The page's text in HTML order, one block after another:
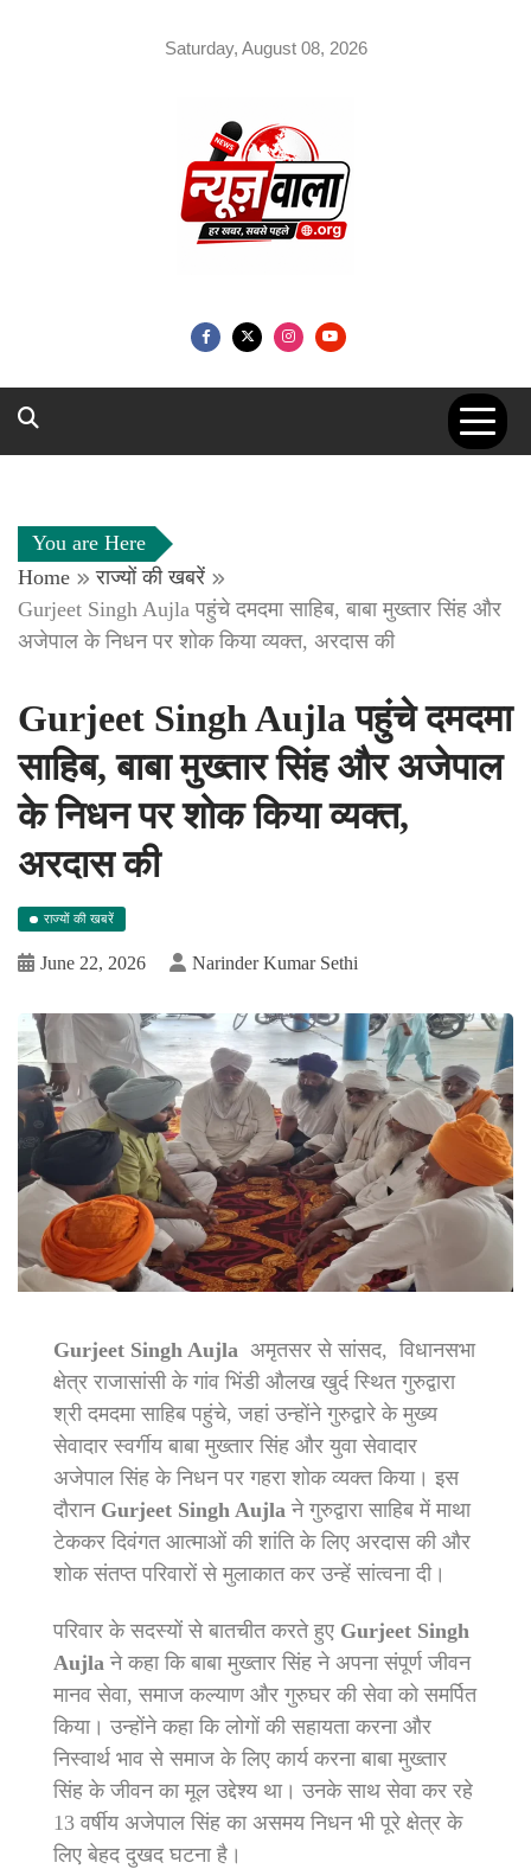
Saturday, August 08, 2026
You are Here
Home
राज्यों की खबरें
Gurjeet Singh Aujla पहुंचे दमदमा साहिब, बाबा मुख्तार सिंह और
अजेपाल के निधन पर शोक किया व्यक्त, अरदास की
Gurjeet Singh Aujla पहुंचे दमदमा
साहिब, बाबा मुख्तार सिंह और अजेपाल
के निधन पर शोक किया व्यक्त,
अरदास की
राज्यों की खबरें
June 22, 2026 Narinder Kumar Sethi
Gurjeet Singh Aujla अमृतसर से सांसद, विधानसभा
क्षेत्र राजासांसी के गांव भिंडी औलख खुर्द स्थित गुरुद्वारा
श्री दमदमा साहिब पहुंचे, जहां उन्होंने गुरुद्वारे के मुख्य
सेवादार स्वर्गीय बाबा मुख्तार सिंह और युवा सेवादार
अजेपाल सिंह के निधन पर गहरा शोक व्यक्त किया। इस
दौरान Gurjeet Singh Aujla ने गुरुद्वारा साहिब में माथा
टेककर दिवंगत आत्माओं की शांति के लिए अरदास की और
शोक संतप्त परिवारों से मुलाकात कर उन्हें सांत्वना दी।
परिवार के सदस्यों से बातचीत करते हुए Gurjeet Singh
Aujla ने कहा कि बाबा मुख्तार सिंह ने अपना संपूर्ण जीवन
मानव सेवा, समाज कल्याण और गुरुघर की सेवा को समर्पित
किया। उन्होंने कहा कि लोगों की सहायता करना और
निस्वार्थ भाव से समाज के लिए कार्य करना बाबा मुख्तार
सिंह के जीवन का मूल उद्देश्य था। उनके साथ सेवा कर रहे
13 वर्षीय अजेपाल सिंह का असमय निधन भी पूरे क्षेत्र के
लिए बेहद दुखद घटना है।